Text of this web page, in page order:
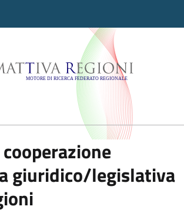
Regioni -
giuridico/legislativa